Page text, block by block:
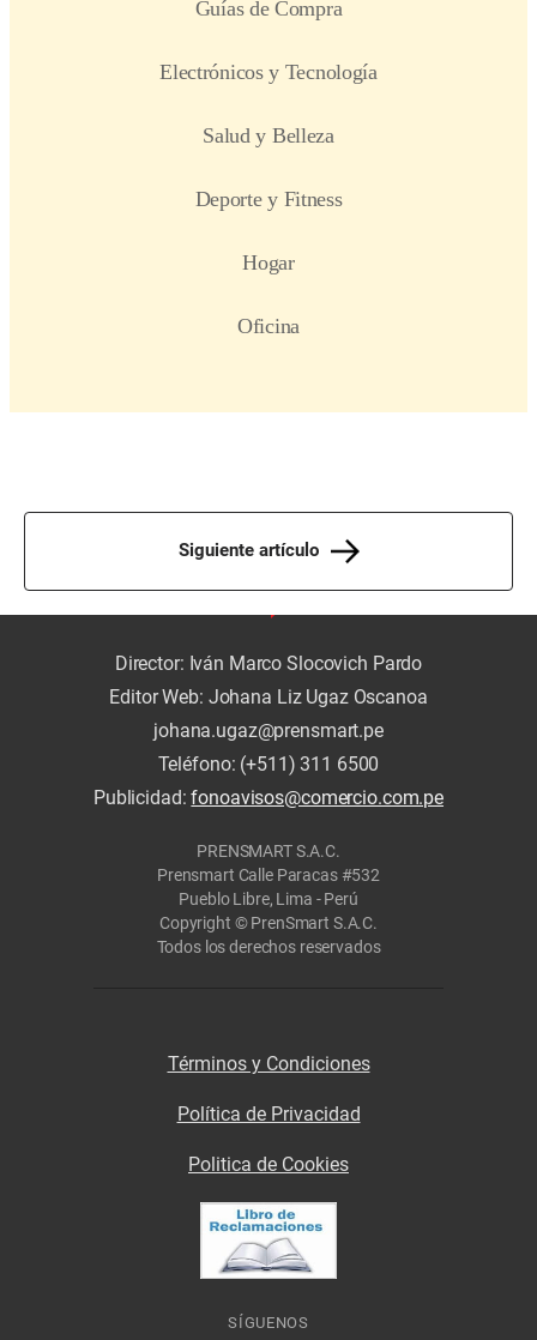
Siguiente artículo
Director: Iván Marco Slocovich Pardo
Editor Web: Johana Liz Ugaz Oscanoa
johana.ugaz@prensmart.pe
Teléfono: (+511) 311 6500
Publicidad:fonoavisos@comercio.com.pe
PRENSMART S.A.C.
Prensmart Calle Paracas #532
Pueblo Libre, Lima - Perú
Copyright © PrenSmart S.A.C.
Todos los derechos reservados
Términos y Condiciones
Política de Privacidad
Politica de Cookies
SÍGUENOS